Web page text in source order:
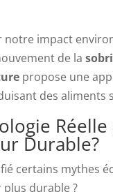
impact
de la
propose une
des aliments
Durable?
certains mythes
durable ?